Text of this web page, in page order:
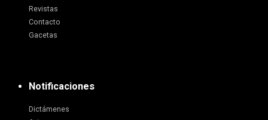
Revistas
Contacto
Gacetas
Notificaciones
Dictámenes